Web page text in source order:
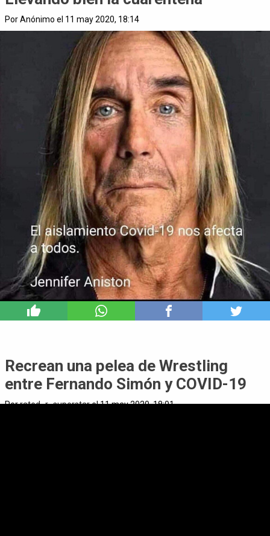
Por Anónimo el 11 may 2020, 18:14
Recrean una pelea de Wrestling
entre Fernando Simón y COVID-19
Porrated_r_superstarel 11 may 2020, 18:01